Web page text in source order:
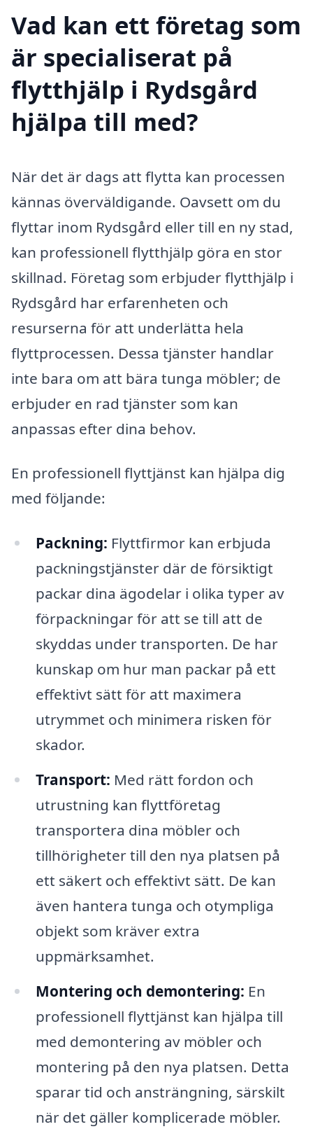
Vad kan ett företag som
är specialiserat på
flytthjälp i Rydsgård
hjälpa till med?
När det är dags att flytta kan processen
kännas överväldigande. Oavsett om du
flyttar inom Rydsgård eller till en ny stad,
kan professionell flytthjälp göra en stor
skillnad. Företag som erbjuder flytthjälp i
Rydsgård har erfarenheten och
resurserna för att underlätta hela
flyttprocessen. Dessa tjänster handlar
inte bara om att bära tunga möbler; de
erbjuder en rad tjänster som kan
anpassas efter dina behov.
En professionell flyttjänst kan hjälpa dig
med följande:
Packning: Flyttfirmor kan erbjuda
packningstjänster där de försiktigt
packar dina ägodelar i olika typer av
förpackningar för att se till att de
skyddas under transporten. De har
kunskap om hur man packar på ett
effektivt sätt för att maximera
utrymmet och minimera risken för
skador.
Transport: Med rätt fordon och
utrustning kan flyttföretag
transportera dina möbler och
tillhörigheter till den nya platsen på
ett säkert och effektivt sätt. De kan
även hantera tunga och otympliga
objekt som kräver extra
uppmärksamhet.
Montering och demontering: En
professionell flyttjänst kan hjälpa till
med demontering av möbler och
montering på den nya platsen. Detta
sparar tid och ansträngning, särskilt
när det gäller komplicerade möbler.